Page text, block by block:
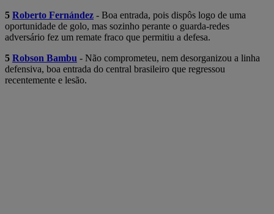
5 Roberto Fernández - Boa entrada, pois dispôs logo de uma
oportunidade de golo, mas sozinho perante o guarda-redes
adversário fez um remate fraco que permitiu a defesa.
5 Robson Bambu - Não comprometeu, nem desorganizou a linha
defensiva, boa entrada do central brasileiro que regressou
recentemente e lesão.